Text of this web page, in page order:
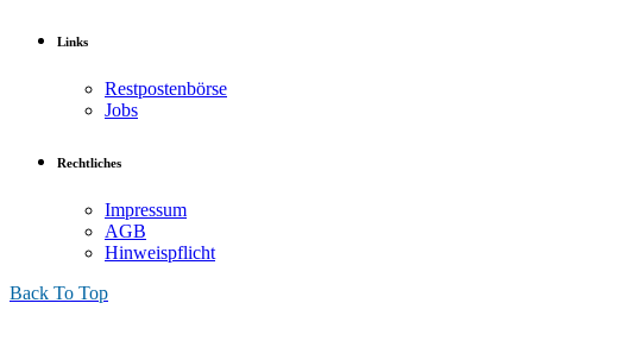
Links
Restpostenbörse
Jobs
Rechtliches
Impressum
AGB
Hinweispflicht
Back To Top